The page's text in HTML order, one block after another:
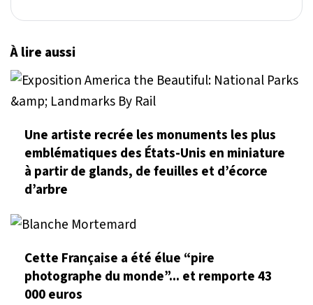
À lire aussi
Une artiste recrée les monuments les plus
emblématiques des États-Unis en miniature
à partir de glands, de feuilles et d’écorce
d’arbre
Cette Française a été élue “pire
photographe du monde”... et remporte 43
000 euros